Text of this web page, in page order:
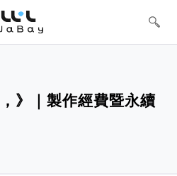
WaBay 挖貝 | 台灣最值得信賴的群眾
資 / 群眾募資平台
》｜製作經費暨永續